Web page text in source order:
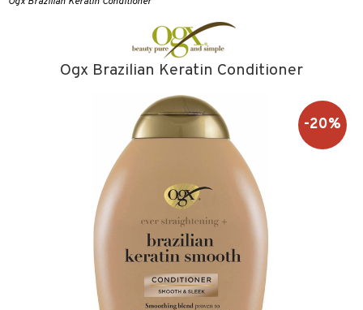
Lelut, Lapsi & Vauva
Ogx Brazilian Keratin Conditioner
-20%